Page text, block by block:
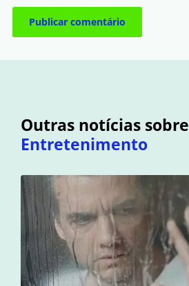
Outras notícias sobre
Entretenimento